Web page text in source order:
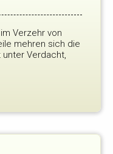
Verzehr von
mehren sich die
Verdacht,